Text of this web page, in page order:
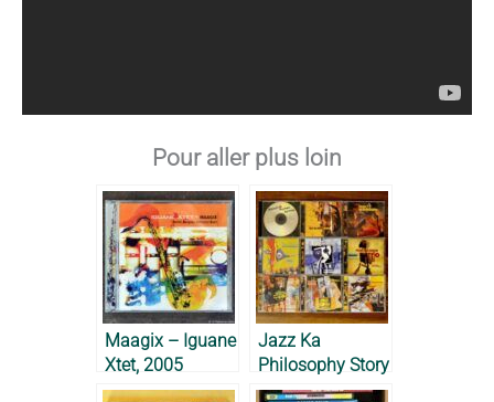
Pour aller plus loin
Maagix – Iguane
Xtet, 2005
Jazz Ka
Philosophy Story
– Franck Nicolas